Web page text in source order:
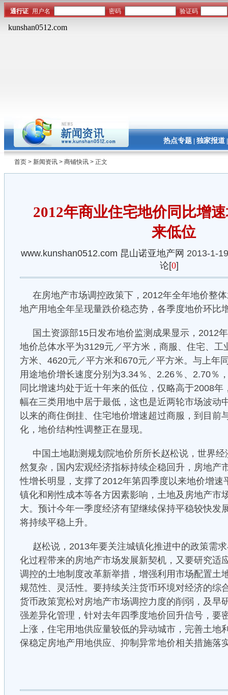
热点专题| 独家报道
首页 > 新闻资讯 > 商铺快讯 > 正文
2012年商业住宅地价同比增
来低位
www.kunshan0512.com 昆山诺亚地产网 2013-1-
论[0]
在房地产市场调控政策下，2012年全年地价整
地产用地全年呈现量跌价稳态势，各季度地价环比
国土资源部15日发布地价监测成果显示，2012
地价总体水平为3129元／平方米，商服、住宅、工
方米、4620元／平方米和670元／平方米。与上年
用途地价增长速度分别为3.34％、2.26％、2.70％
同比增速均处于近十年来的低位，仅略高于2008
幅在三类用地中居于最低，这也是近两轮市场波动
以来的商住倒挂、住宅地价增速超过商服，到目前
化，地价结构性调整正在显现。
中国土地勘测规划院地价所所长赵松说，世界
然复杂，国内宏观经济指标持续企稳回升，房地产
性增长明显，支撑了2012年第四季度以来地价增速
镇化和刚性成本等各方因素影响，土地及房地产市
大。预计今年一季度经济有望继续保持平稳较快发
将持续平稳上升。
赵松说，2013年要关注城镇化推进中的政策需
化过程带来的房地产市场发展新契机，又要研究适
调控的土地制度改革新举措，增强利用市场配置土
规范性、灵活性。要持续关注货币环境对经济的综
货币政策宽松对房地产市场调控力度的削弱，及早
强差异化管理，针对去年四季度地价回升信号，要
上涨，住宅用地供应量较低的异动城市，完善土地
保稳定房地产用地供应、抑制异常地价相关措施落